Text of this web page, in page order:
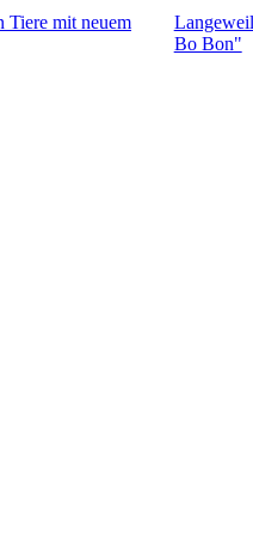
Tiere mit neuem
Bo Bon"